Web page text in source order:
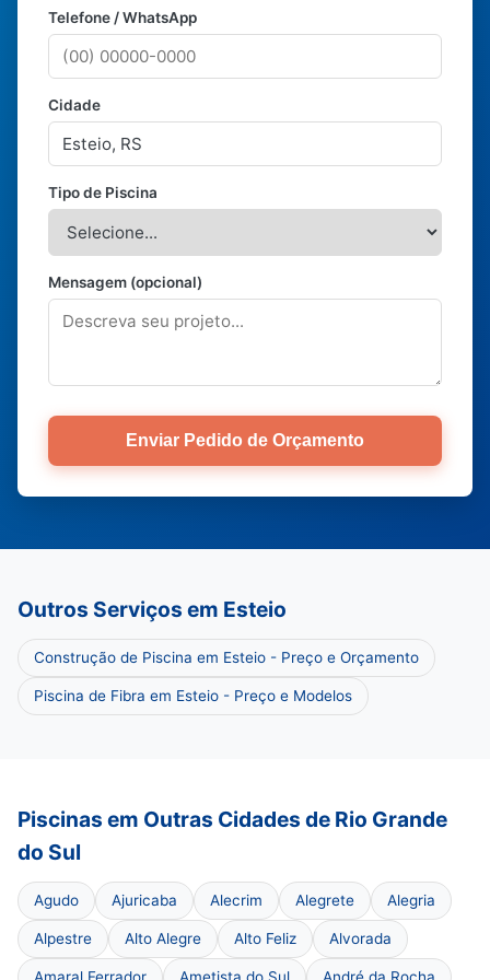
Telefone / WhatsApp
Cidade
Tipo de Piscina
Mensagem (opcional)
Enviar Pedido de Orçamento
Outros Serviços em Esteio
Construção de Piscina em Esteio - Preço e Orçamento
Piscina de Fibra em Esteio - Preço e Modelos
Piscinas em Outras Cidades de Rio Grande
do Sul
Agudo Ajuricaba Alecrim Alegrete Alegria
Alpestre Alto Alegre Alto Feliz Alvorada